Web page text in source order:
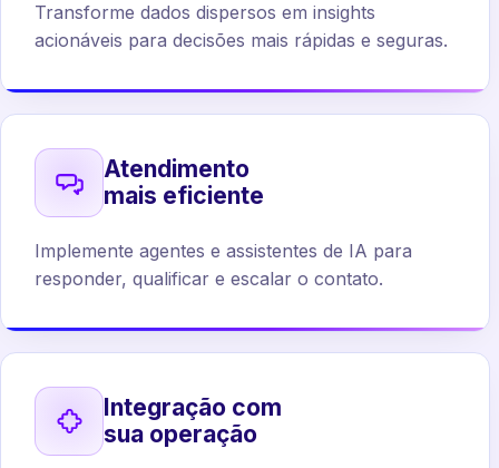
Transforme dados dispersos em insights
acionáveis para decisões mais rápidas e seguras.
Atendimento
mais eficiente
Implemente agentes e assistentes de IA para
responder, qualificar e escalar o contato.
Integração com
sua operação